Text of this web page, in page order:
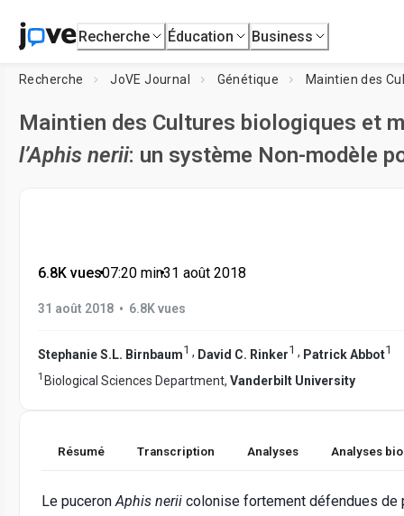
Recherche Éducation Business
Recherche JoVE Journal Génétique Maintien des
Maintien des Cultures biologiques et
l’Aphis nerii: un système Non-modèle
6.8K vues•07:20 min•31 août 2018
31 août 2018 • 6.8K vues
Stephanie S.L. Birnbaum1 , David C. Rinker1 , Patrick Abbot1
1 Biological Sciences Department, Vanderbilt University
Résumé Transcription Analyses Analyses
Le puceronAphis nerii colonise fortement défendues de